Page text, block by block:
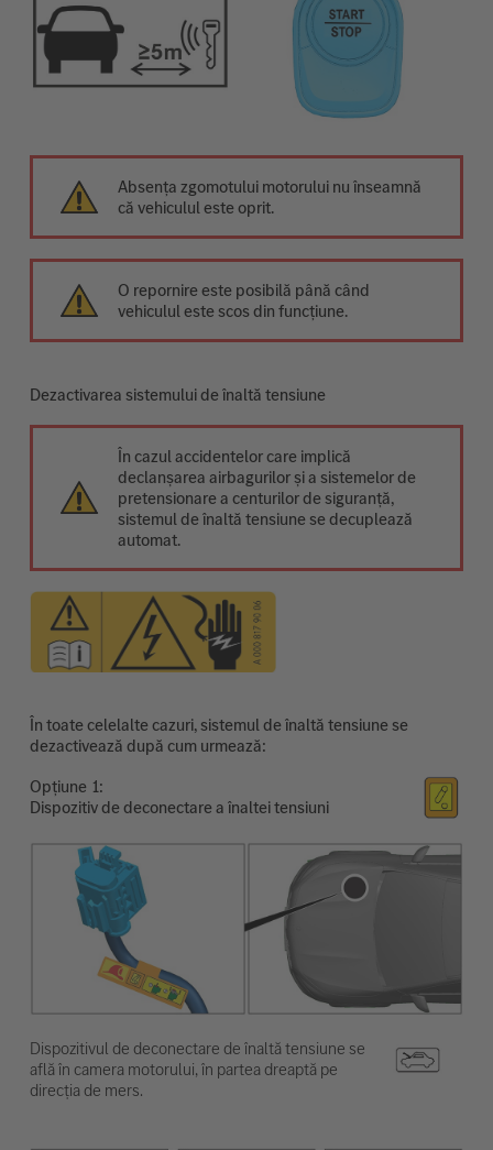
Absența zgomotului motorului nu înseamnă
că vehiculul este oprit.
O repornire este posibilă până când
vehiculul este scos din funcțiune.
Dezactivarea sistemului de înaltă tensiune
În cazul accidentelor care implică
declanșarea airbagurilor și a sistemelor de
pretensionare a centurilor de siguranță,
sistemul de înaltă tensiune se decuplează
automat.
În toate celelalte cazuri, sistemul de înaltă tensiune se
dezactivează după cum urmează:
Opțiune
Dispozitiv de deconectare a înaltei tensiuni
Dispozitivul de deconectare de înaltă tensiune se
află în camera motorului, în partea dreaptă pe
direcția de mers.